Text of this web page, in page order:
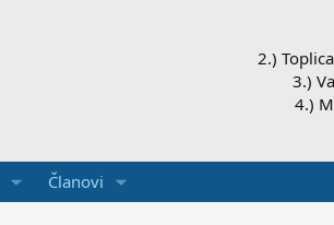
2.)
3.)
4.)
Članovi